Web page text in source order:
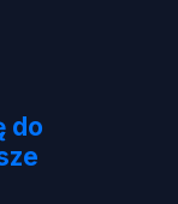
do